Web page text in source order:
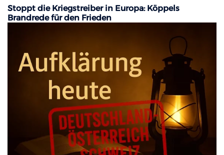
Stoppt die Kriegstreiber in Europa: Köppels
Brandrede für den Frieden